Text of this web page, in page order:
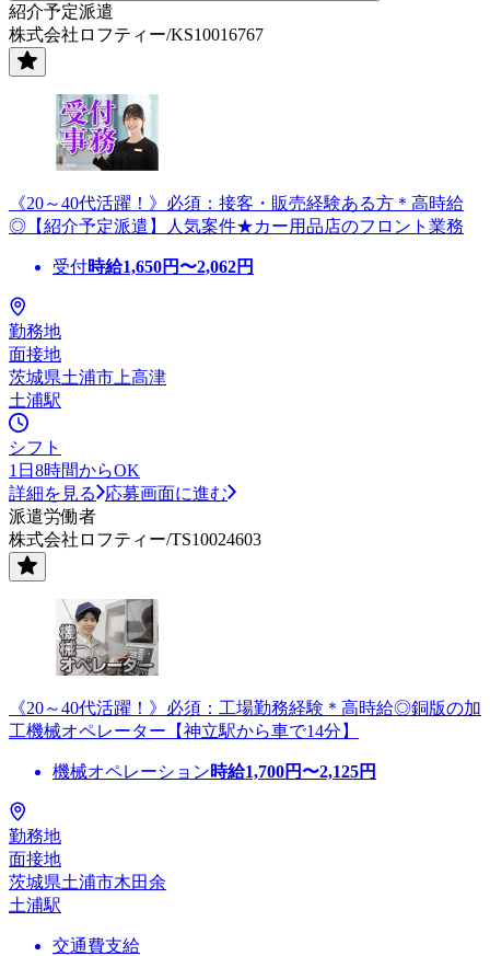
紹介予定派遣
株式会社ロフティー/KS10016767
《20～40代活躍！》必須：接客・販売経験ある方＊高時給
◎【紹介予定派遣】人気案件★カー用品店のフロント業務
受付時給1,650円〜2,062円
勤務地
面接地
茨城県土浦市上高津
土浦駅
シフト
1日8時間からOK
詳細を見る
応募画面に進む
派遣労働者
株式会社ロフティー/TS10024603
《20～40代活躍！》必須：工場勤務経験＊高時給◎銅版の加
工機械オペレーター【神立駅から車で14分】
機械オペレーション時給1,700円〜2,125円
勤務地
面接地
茨城県土浦市木田余
土浦駅
交通費支給